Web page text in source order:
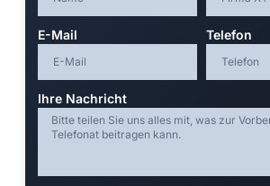
E-Mail Telefon
Ihre Nachricht